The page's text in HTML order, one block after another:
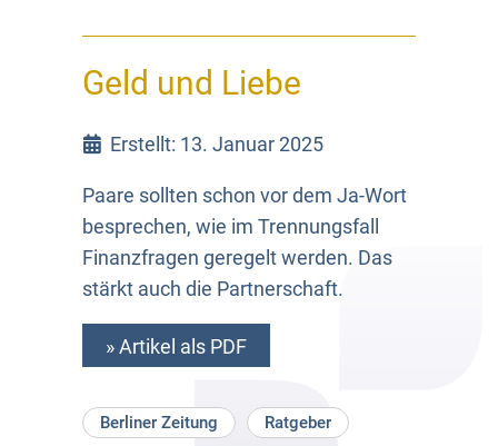
Geld und Liebe
Erstellt: 13. Januar 2025
Paare sollten schon vor dem Ja-Wort
besprechen, wie im Trennungsfall
Finanzfragen geregelt werden. Das
stärkt auch die Partnerschaft.
» Artikel als PDF
Berliner Zeitung Ratgeber